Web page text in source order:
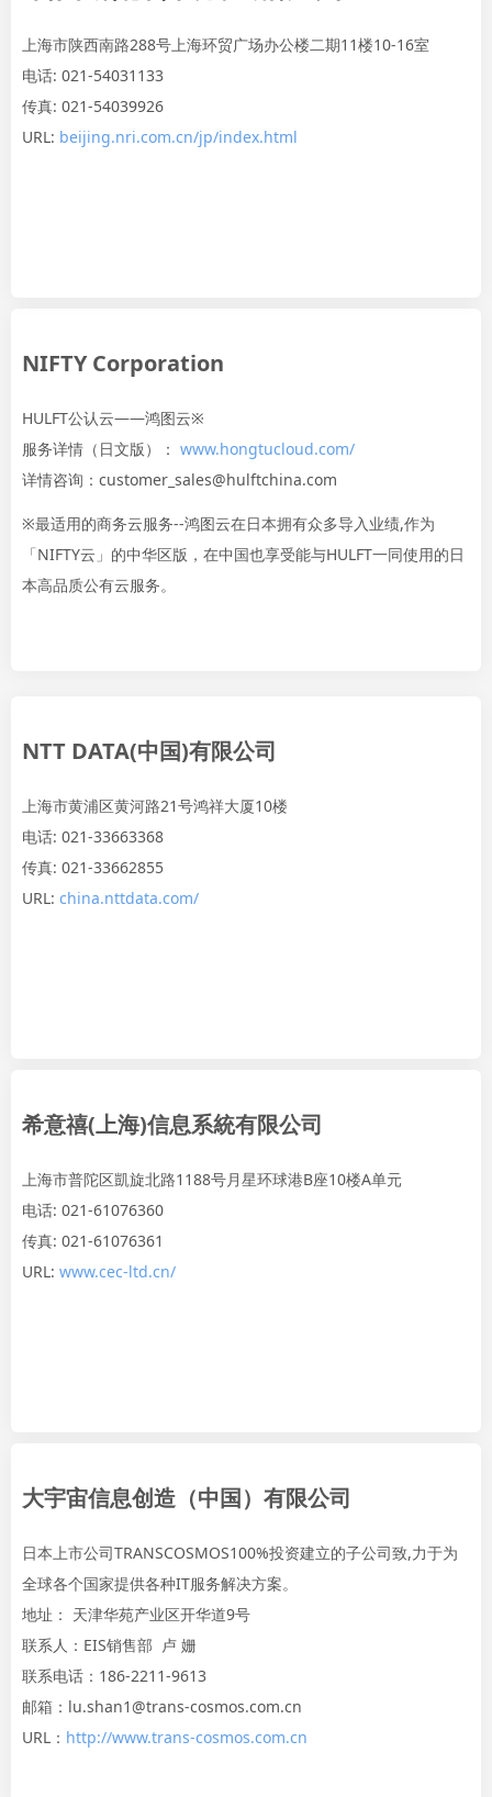
NIFTY Corporation
HULFT公认云——鸿图云※
服务详情（日文版）： www.hongtucloud.com/
详情咨询：customer_sales@hulftchina.com
※最适用的商务云服务--鸿图云在日本拥有众多导入业绩,作为
「NIFTY云」的中华区版，在中国也享受能与HULFT一同使用的日
本高品质公有云服务。
NTT DATA(中国)有限公司
上海市黄浦区黄河路21号鸿祥大厦10楼
电话: 021-33663368
传真: 021-33662855
URL: china.nttdata.com/
希意禧(上海)信息系統有限公司
上海市普陀区凱旋北路1188号月星环球港B座10楼A单元
电话: 021-61076360
传真: 021-61076361
URL: www.cec-ltd.cn/
上海市陕西南路288号上海环贸广场办公楼二期11楼10-16室
电话: 021-54031133
传真: 021-54039926
URL: beijing.nri.com.cn/jp/index.html
大宇宙信息创造（中国）有限公司
日本上市公司TRANSCOSMOS100%投资建立的子公司致,力于为
全球各个国家提供各种IT服务解决方案。
地址： 天津华苑产业区开华道9号
联系人：EIS销售部 卢 姗
联系电话：186-2211-9613
邮箱：lu.shan1@trans-cosmos.com.cn
URL： http://www.trans-cosmos.com.cn